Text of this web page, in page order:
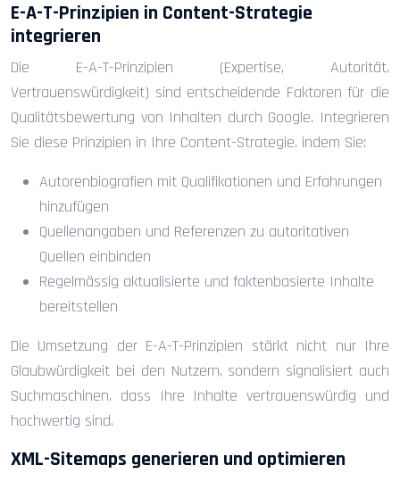
E-A-T-Prinzipien in Content-Strategie
integrieren
Die E-A-T-Prinzipien (Expertise, Autorität,
Vertrauenswürdigkeit) sind entscheidende Faktoren für die
Qualitätsbewertung von Inhalten durch Google. Integrieren
Sie diese Prinzipien in Ihre Content-Strategie, indem Sie:
Autorenbiografien mit Qualifikationen und Erfahrungen
hinzufügen
Quellenangaben und Referenzen zu autoritativen
Quellen einbinden
Regelmässig aktualisierte und faktenbasierte Inhalte
bereitstellen
Die Umsetzung der E-A-T-Prinzipien stärkt nicht nur Ihre
Glaubwürdigkeit bei den Nutzern, sondern signalisiert auch
Suchmaschinen, dass Ihre Inhalte vertrauenswürdig und
hochwertig sind.
XML-Sitemaps generieren und optimieren